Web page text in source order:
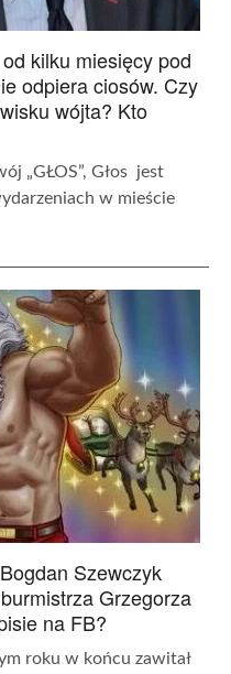
kilku miesięcy pod
odpiera ciosów. Czy
wójta? Kto
„GŁOS”, Głos jest
w mieście
Szewczyk
Grzegorza
na FB?
roku w końcu zawitał